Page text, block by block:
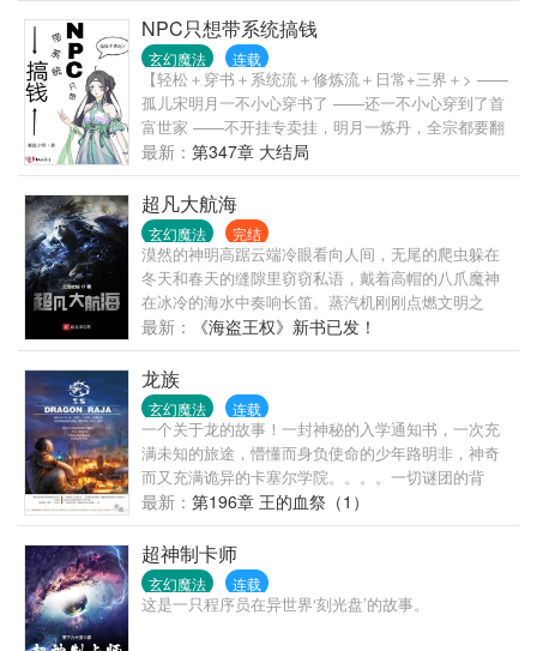
NPC只想带系统搞钱
玄幻魔法 连载
【轻松＋穿书＋系统流＋修炼流＋日常+三界＋> ——
孤儿宋明月一不小心穿书了 ——还一不小心穿到了首
富世家 ——不开挂专卖挂，明月一炼丹，全宗都要翻
——从此以后，宋明月带着250系统做任务，开启致富
之路 ——人生一定要有梦想，就算是要做最有钱的那
一个> ——人生不能没目标，挣他一个亿！ ——先定
一个小目标，挣他一个亿！
—————————————— “老爷！” “讲。” “您已
经关了小姐三天了！” “哦？那么她，认错了？” “不，小
姐带着五十两逃跑了！”
最新： 第347章 大结局
超凡大航海
玄幻魔法 完结
漠然的神明高踞云端冷眼看向人间，无尾的爬虫躲在
冬天和春天的缝隙里窃窃私语，戴着高帽的八爪魔神
在冰冷的海水中奏响长笛。蒸汽机刚刚点燃文明之
光，剑术和巫术展开对决，炼金枪炮与风帆战舰奏响
死亡，秘密结社与正神教会追逐躲藏，大时代已经拉
开帷幕，大航海！大开拓！地理大发现！有波澜壮阔
的史诗，也有阴邪诡诈的谋划，文明征服野蛮？不，
只有野蛮和更野蛮！ 艾文从海滨小城中苏醒，以没落
贵族后裔的身份崛起，一步步走入旋涡的中心，摘下
那顶位于超凡巅峰的奇迹冠冕。
最新： 《海盗王权》新书已发！
龙族
玄幻魔法 连载
一个关于龙的故事！一封神秘的入学通知书，一次充
满未知的旅途，懵懂而身负使命的少年路明非，神奇
而又充满诡异的卡塞尔学院。。。。一切谜团的背
后，隐隐透出远古的身影事讲叙了少年路明非在申请
国外大学时收到了来自芝加哥大学塞尔学院的邀请
函，随着路明非同学坐上去往芝加哥的秘密快车，关
于
最新： 第196章 王的血祭（1）
超神制卡师
玄幻魔法 连载
这是一只程序员在异世界‘刻光盘’的故事。